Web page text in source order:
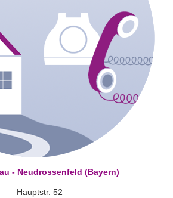
- Neudrossenfeld (Bayern)
Hauptstr. 52